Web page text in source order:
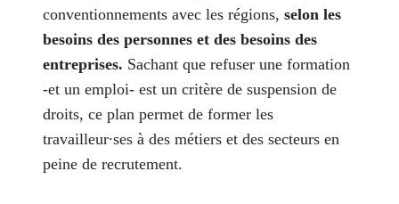
conventionnements avec les régions, selon les
besoins des personnes et des besoins des
entreprises. Sachant que refuser une formation
-et un emploi- est un critère de suspension de
droits, ce plan permet de former les
travailleur∙ses à des métiers et des secteurs en
peine de recrutement.